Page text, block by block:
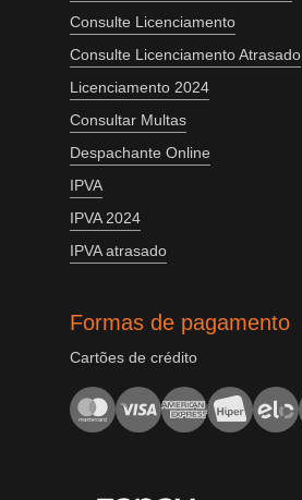
Consulte Licenciamento
Consulte Licenciamento Atrasado
Licenciamento 2024
Consultar Multas
Despachante Online
IPVA
IPVA 2024
IPVA atrasado
Formas de pagamento
Cartões de crédito